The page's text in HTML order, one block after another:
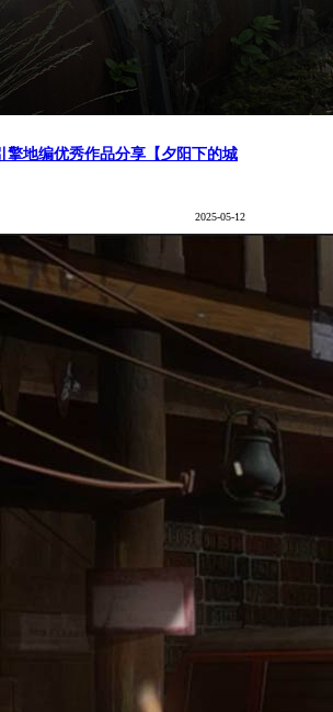
擎地编优秀作品分享【夕阳下的城
2025-05-12